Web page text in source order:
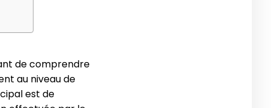
de comprendre
au niveau de
est de